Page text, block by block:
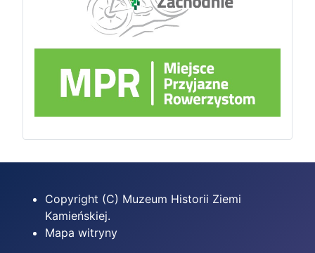
Copyright (C) Muzeum Historii Ziemi
Kamieńskiej.
Mapa witryny